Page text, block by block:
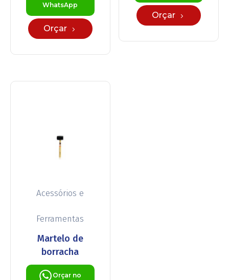
WhatsApp
Orçar
Orçar
Acessórios e
Ferramentas
Martelo de
borracha
Orçar no